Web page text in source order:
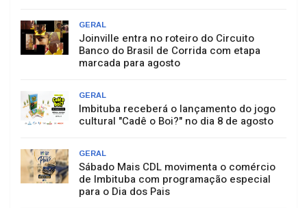
GERAL
Joinville entra no roteiro do Circuito
Banco do Brasil de Corrida com etapa
marcada para agosto
GERAL
Imbituba receberá o lançamento do jogo
cultural "Cadê o Boi?" no dia 8 de agosto
GERAL
Sábado Mais CDL movimenta o comércio
de Imbituba com programação especial
para o Dia dos Pais